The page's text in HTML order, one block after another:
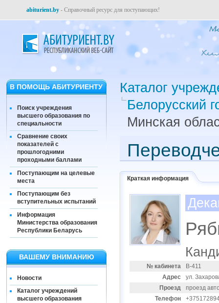
abiturient.by - Справочный ресурс для поступающих!
В ПОМОЩЬ АБИТУРИЕНТУ
Поиск учреждения
высшего образования по
специальности
Сравнение своих
показателей с
прошлогодними
проходными баллами
Поступающим на целевые
места
Поступающим без
вступительных испытаний
Информация
Министерства образования
Республики Беларусь
ВАШЕМУ ВНИМАНИЮ
Новости
Каталог учреждений
высшего образования
Каталог
Белорусский
Минская
Краткая информация
№ кабинета
В-411
Адрес
ул.
Проезд
проезд
Телефон